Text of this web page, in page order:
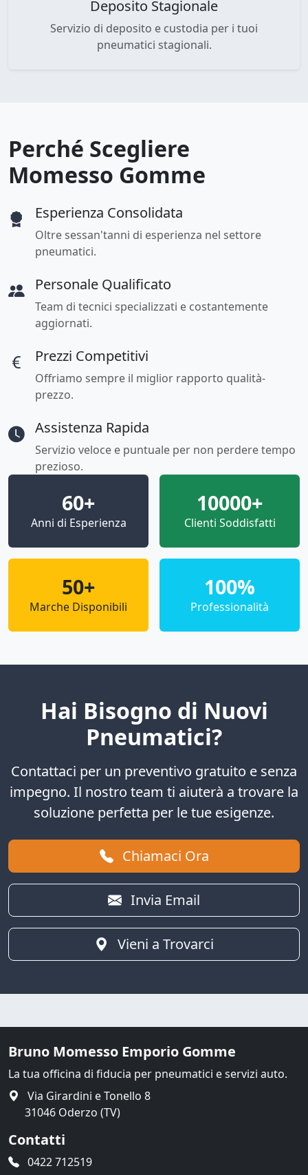
Deposito Stagionale
Servizio di deposito e custodia per i tuoi
pneumatici stagionali.
Perché Scegliere
Momesso Gomme
Esperienza Consolidata
Oltre sessan'tanni di esperienza nel settore
pneumatici.
Personale Qualificato
Team di tecnici specializzati e costantemente
aggiornati.
Prezzi Competitivi
Offriamo sempre il miglior rapporto qualità-
prezzo.
Assistenza Rapida
Servizio veloce e puntuale per non perdere tempo
prezioso.
60+
Anni di Esperienza
10000+
Clienti Soddisfatti
50+
Marche Disponibili
100%
Professionalità
Hai Bisogno di Nuovi
Pneumatici?
Contattaci per un preventivo gratuito e senza
impegno. Il nostro team ti aiuterà a trovare la
soluzione perfetta per le tue esigenze.
Chiamaci Ora
Invia Email
Vieni a Trovarci
Bruno Momesso Emporio Gomme
La tua officina di fiducia per pneumatici e servizi auto.
Via Girardini e Tonello 8
31046 Oderzo (TV)
Contatti
0422 712519